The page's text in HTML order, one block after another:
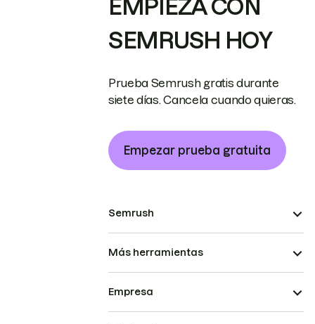
EMPIEZA CON
SEMRUSH HOY
Prueba Semrush gratis durante
siete días. Cancela cuando quieras.
Empezar prueba gratuita
Semrush
Más herramientas
Empresa